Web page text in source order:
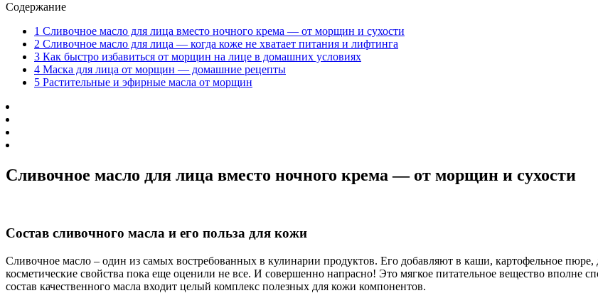
Содержание
1 Сливочное масло для лица вместо ночного крема — от морщин и сухости
2 Cливочное масло для лица — когда коже не хватает питания и лифтинга
3 Как быстро избавиться от морщин на лице в домашних условиях
4 Маска для лица от морщин — домашние рецепты
5 Растительные и эфирные масла от морщин
Сливочное масло для лица вместо ночного крема — от морщин и сухости
Состав сливочного масла и его польза для кожи
Сливочное масло – один из самых востребованных в кулинарии продуктов. Его добавляют в каши, картофельное
косметические свойства пока еще оценили не все. И совершенно напрасно! Это мягкое питательное вещество вполне
состав качественного масла входит целый комплекс полезных для кожи компонентов.